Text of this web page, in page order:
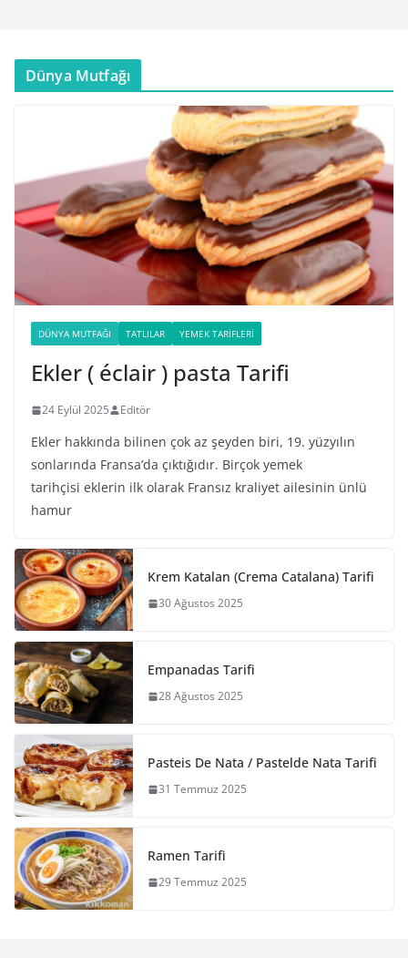
Dünya Mutfağı
DÜNYA MUTFAĞI TATLILAR YEMEK TARIFLERI
Ekler ( éclair ) pasta Tarifi
24 Eylül 2025 Editör
Ekler hakkında bilinen çok az şeyden biri, 19. yüzyılın
sonlarında Fransa’da çıktığıdır. Birçok yemek
tarihçisi eklerin ilk olarak Fransız kraliyet ailesinin ünlü
hamur
Krem Katalan (Crema Catalana) Tarifi
30 Ağustos 2025
Empanadas Tarifi
28 Ağustos 2025
Pasteis De Nata / Pastelde Nata Tarifi
31 Temmuz 2025
Ramen Tarifi
29 Temmuz 2025